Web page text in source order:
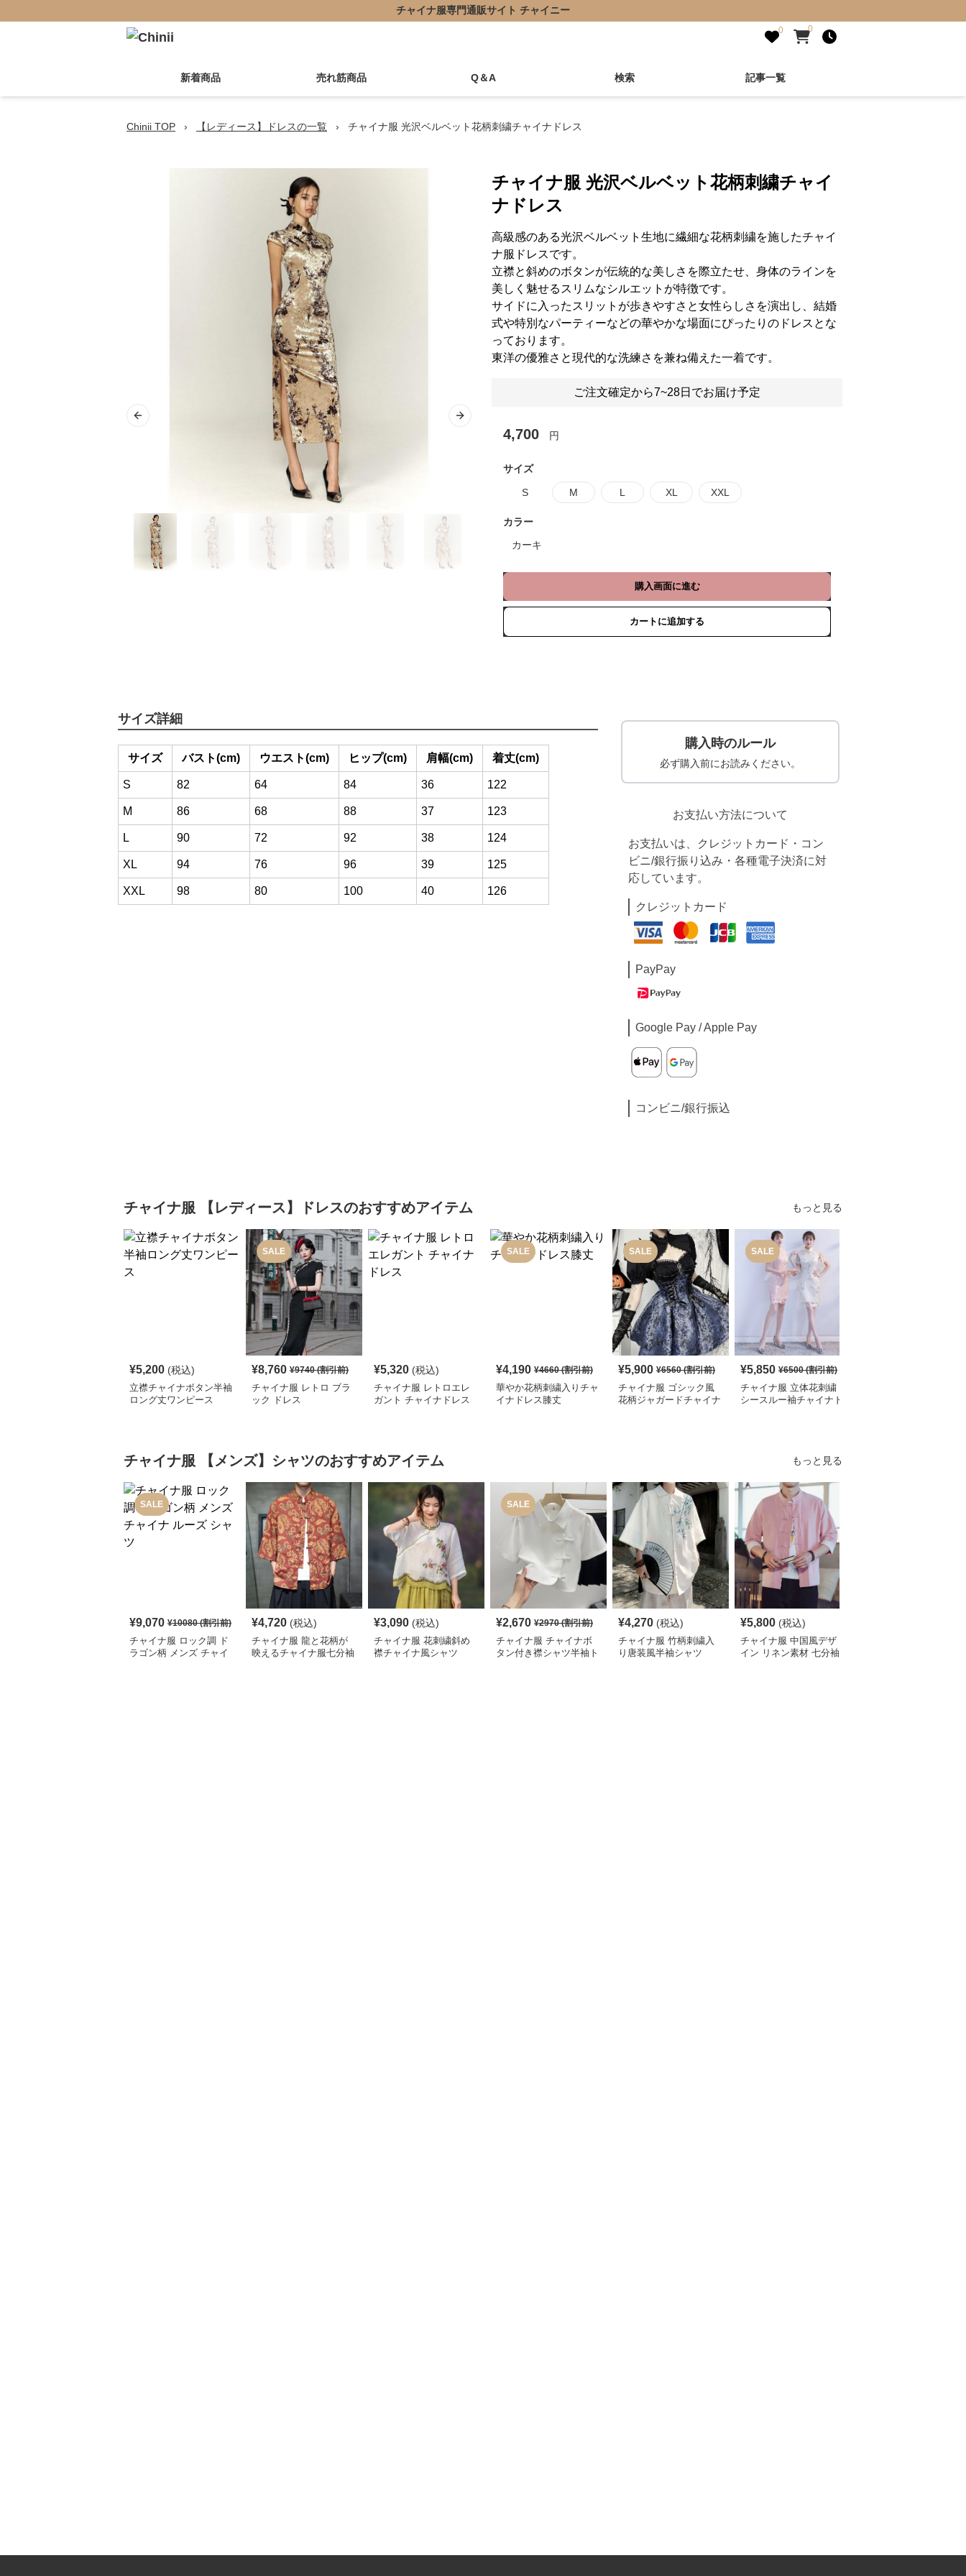
チャイナ服専門通販サイト チャイニー
0 0
新着商品 売れ筋商品 Q＆A 検索 記事一覧
Chinii TOP › 【レディース】ドレスの一覧 › チャイナ服 光沢ベルベット花柄刺繍チャイナドレス
Previous slide Next slide
チャイナ服 光沢ベルベット花柄刺繍チャイ
ナドレス
高級感のある光沢ベルベット生地に繊細な花柄刺繍を施したチャイ
ナ服ドレスです。
立襟と斜めのボタンが伝統的な美しさを際立たせ、身体のラインを
美しく魅せるスリムなシルエットが特徴です。
サイドに入ったスリットが歩きやすさと女性らしさを演出し、結婚
式や特別なパーティーなどの華やかな場面にぴったりのドレスとな
っております。
東洋の優雅さと現代的な洗練さを兼ね備えた一着です。
ご注文確定から7~28日でお届け予定
4,700 円
サイズ
S M L XL XXL
カラー
カーキ
購入画面に進む
カートに追加する
サイズ詳細
サイズ バスト(cm) ウエスト(cm) ヒップ(cm) 肩幅(cm) 着丈(cm)
S 82 64 84 36 122
M 86 68 88 37 123
L 90 72 92 38 124
XL 94 76 96 39 125
XXL 98 80 100 40 126
購入時のルール
必ず購入前にお読みください。
お支払い方法について
お支払いは、クレジットカード・コン
ビニ/銀行振り込み・各種電子決済に対
応しています。
クレジットカード
PayPay
Google Pay / Apple Pay
コンビニ/銀行振込
チャイナ服 【レディース】ドレスのおすすめアイテム もっと見る
¥5,200 (税込)
立襟チャイナボタン半袖
ロング丈ワンピース
SALE
¥8,760 ¥9740(割引前)
チャイナ服 レトロ ブラ
ック ドレス
¥5,320 (税込)
チャイナ服 レトロエレ
ガント チャイナドレス
SALE
¥4,190 ¥4660(割引前)
華やか花柄刺繍入りチャ
イナドレス膝丈
SALE
¥5,900 ¥6560(割引前)
チャイナ服 ゴシック風
花柄ジャガードチャイナ
SALE
¥5,850 ¥6500(割引前)
チャイナ服 立体花刺繍
シースルー袖チャイナド
チャイナ服 【メンズ】シャツのおすすめアイテム もっと見る
SALE
¥9,070 ¥10080(割引前)
チャイナ服 ロック調 ド
ラゴン柄 メンズ チャイ
¥4,720 (税込)
チャイナ服 龍と花柄が
映えるチャイナ服七分袖
¥3,090 (税込)
チャイナ服 花刺繍斜め
襟チャイナ風シャツ
SALE
¥2,670 ¥2970(割引前)
チャイナ服 チャイナボ
タン付き襟シャツ半袖ト
¥4,270 (税込)
チャイナ服 竹柄刺繍入
り唐装風半袖シャツ
¥5,800 (税込)
チャイナ服 中国風デザ
イン リネン素材 七分袖